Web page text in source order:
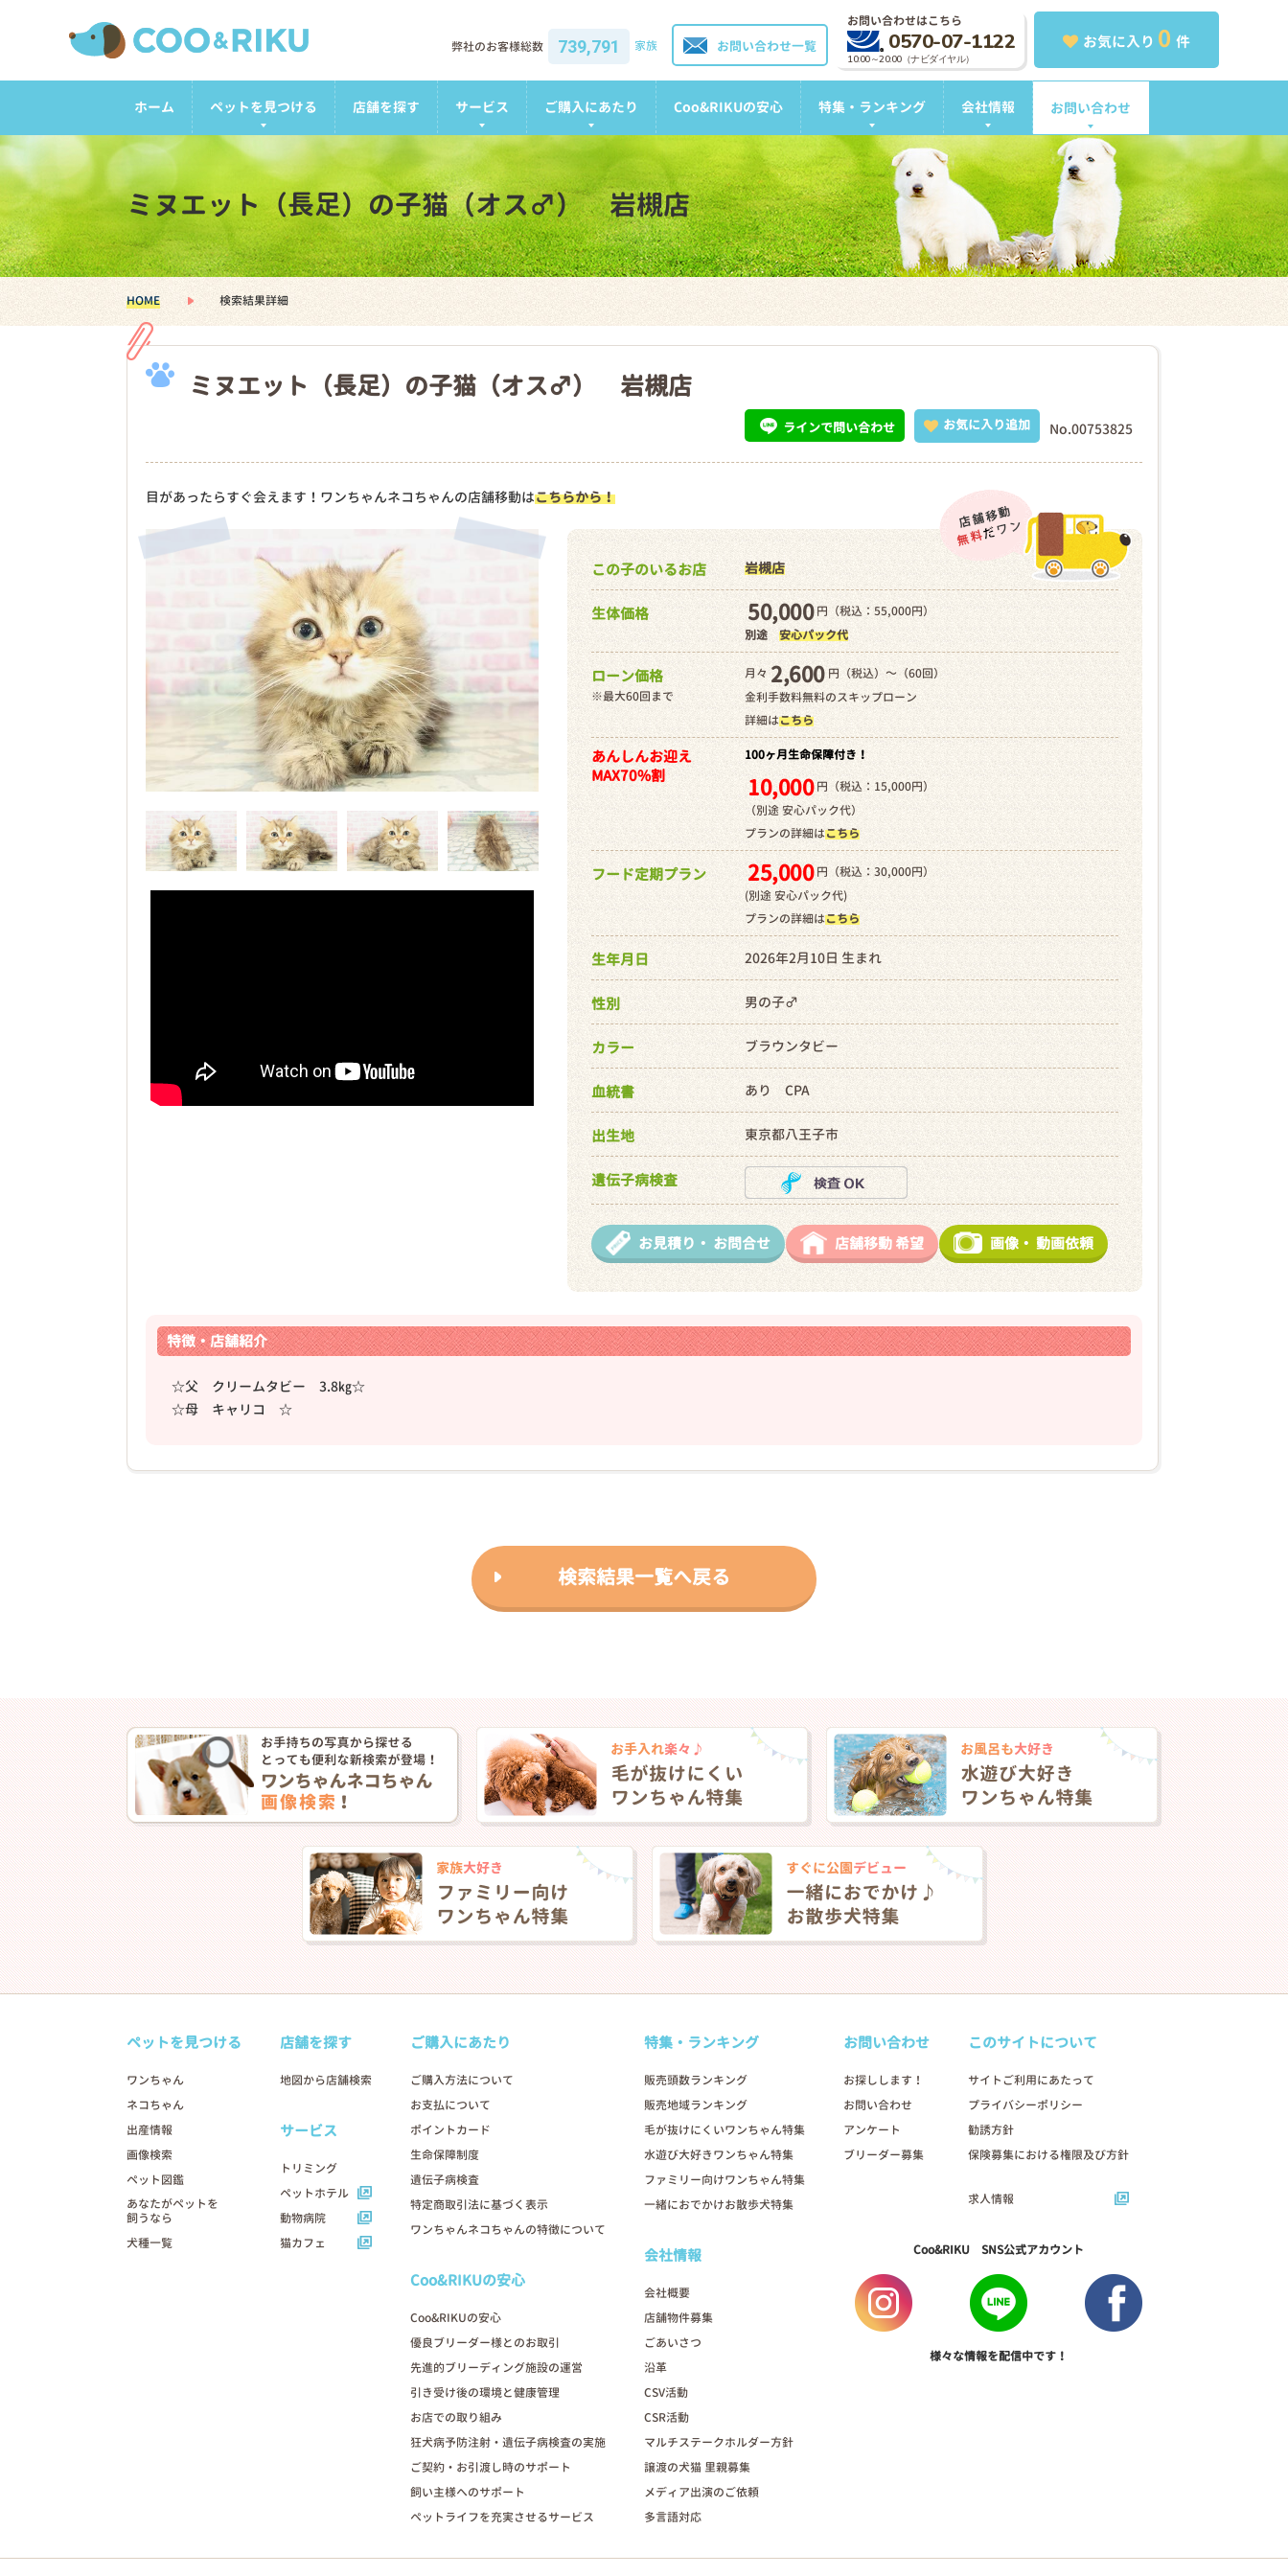
お気に入り 0 件
お問い合わせはこちら
0570-07-1122
10:00～20:00（ナビダイヤル）
お問い合わせ一覧
弊社のお客様総数 739,791 家族
ホーム ペットを見つける 店舗を探す サービス ご購入にあたり Coo&RIKUの安心 特集・ランキング 会社情報 お問い合わせ
ミヌエット（長足）の子猫（オス♂） 岩槻店
HOME 検索結果詳細
ミヌエット（長足）の子猫（オス♂） 岩槻店
No.00753825
お気に入り追加
ラインで問い合わせ
目があったらすぐ会えます！ワンちゃんネコちゃんの店舗移動はこちらから！
この子のいるお店 岩槻店
生体価格 50,000円（税込：55,000円）
別途 安心パック代
ローン価格
※最大60回まで
月々 2,600 円（税込）～（60回）
金利手数料無料のスキップローン
詳細はこちら
あんしんお迎え
MAX70%割
100ヶ月生命保障付き！
10,000 円（税込：15,000円）
（別途 安心パック代）
プランの詳細はこちら
フード定期プラン 25,000 円（税込：30,000円）
(別途 安心パック代)
プランの詳細はこちら
生年月日 2026年2月10日 生まれ
性別 男の子♂
カラー ブラウンタビー
血統書 あり CPA
出生地 東京都八王子市
遺伝子病検査
お見積り・ お問合せ 店舗移動希望 画像・ 動画依頼
特徴・店舗紹介
☆父 クリームタビー 3.8㎏☆
☆母 キャリコ ☆
検索結果一覧へ戻る
ペットを見つける
ワンちゃん
ネコちゃん
出産情報
画像検索
ペット図鑑
あなたがペットを
飼うなら
犬種一覧
店舗を探す
地図から店舗検索
サービス
トリミング
ペットホテル
動物病院
猫カフェ
ご購入にあたり
ご購入方法について
お支払について
ポイントカード
生命保障制度
遺伝子病検査
特定商取引法に基づく表示
ワンちゃんネコちゃんの特徴について
Coo&RIKUの安心
Coo&RIKUの安心
優良ブリーダー様とのお取引
先進的ブリーディング施設の運営
引き受け後の環境と健康管理
お店での取り組み
狂犬病予防注射・遺伝子病検査の実施
ご契約・お引渡し時のサポート
飼い主様へのサポート
ペットライフを充実させるサービス
特集・ランキング
販売頭数ランキング
販売地域ランキング
毛が抜けにくいワンちゃん特集
水遊び大好きワンちゃん特集
ファミリー向けワンちゃん特集
一緒におでかけお散歩犬特集
会社情報
会社概要
店舗物件募集
ごあいさつ
沿革
CSV活動
CSR活動
マルチステークホルダー方針
譲渡の犬猫 里親募集
メディア出演のご依頼
多言語対応
お問い合わせ
お探しします！
お問い合わせ
アンケート
ブリーダー募集
このサイトについて
サイトご利用にあたって
プライバシーポリシー
勧誘方針
保険募集における権限及び方針
求人情報
Coo&RIKU SNS公式アカウント
様々な情報を配信中です！